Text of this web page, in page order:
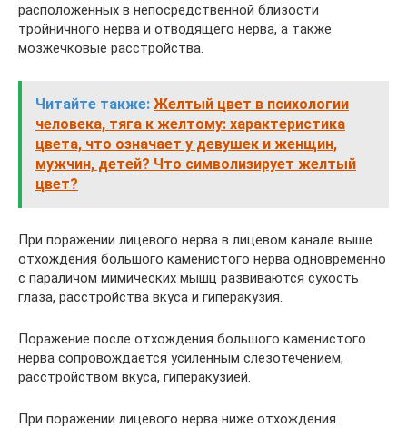
расположенных в непосредственной близости
тройничного нерва и отводящего нерва, а также
мозжечковые расстройства.
Читайте также: Желтый цвет в психологии
человека, тяга к желтому: характеристика
цвета, что означает у девушек и женщин,
мужчин, детей? Что символизирует желтый
цвет?
При поражении лицевого нерва в лицевом канале выше
отхождения большого каменистого нерва одновременно
с параличом мимических мышц развиваются сухость
глаза, расстройства вкуса и гиперакузия.
Поражение после отхождения большого каменистого
нерва сопровождается усиленным слезотечением,
расстройством вкуса, гиперакузией.
При поражении лицевого нерва ниже отхождения